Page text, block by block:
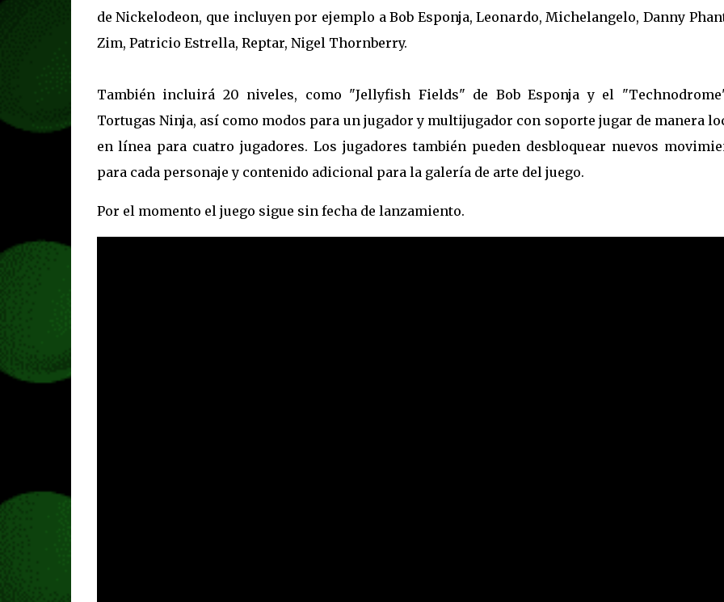
de Nickelodeon, que incluyen por ejemplo a Bob Esponja, Leonardo, Michelangelo, Danny
Zim, Patricio Estrella, Reptar, Nigel Thornberry.
También incluirá 20 niveles, como "Jellyfish Fields" de Bob Esponja y el
Tortugas Ninja, así como modos para un jugador y multijugador con soporte jugar de manera
en línea para cuatro jugadores. Los jugadores también pueden desbloquear nuevos
para cada personaje y contenido adicional para la galería de arte del juego.
Por el momento el juego sigue sin fecha de lanzamiento.